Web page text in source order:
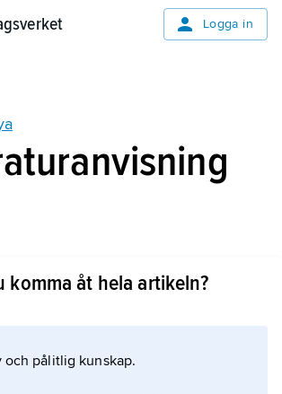
Logga in
danskonst
komma åt hela artikeln?
och pålitlig kunskap.